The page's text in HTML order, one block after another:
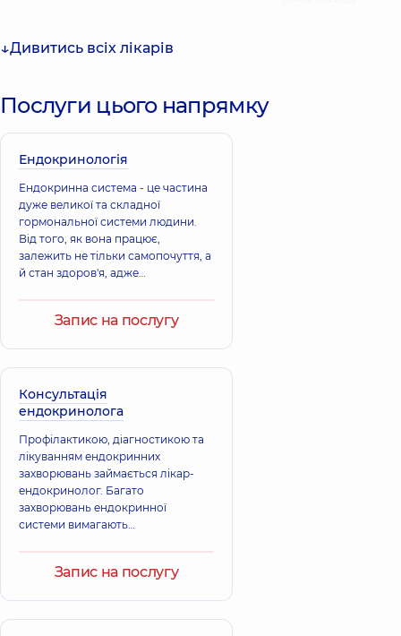
Кліманська
Лікар з
діагностики,39
Сірук Леонід
Петрович
Акушер-гінеколог;
Лікар з
ультразвукової
діагностики,
років досвіду
Голенко
Лікар з
ультразвукової
діагностики,
років досвіду
Паньків
Геннадій
Ігорович
Акушер-гінеколог;
діагностики,17
Дивитись всіх лікарів
Послуги цього напрямку
Ендокринологія
Ендокринна система - це частина
дуже великої та складної
гормональної системи людини.
Від того, як вона працює,
залежить не тільки самопочуття, а
й стан здоров'я, адже
збій у роботі цієї системи,
Запис на послугу
Консультація
ендокринолога
Профілактикою, діагностикою та
лікуванням ендокринних
захворювань займається лікар-
ендокринолог. Багато
захворювань ендокринної
системи вимагають
обраної схеми лікування.
Запис на послугу